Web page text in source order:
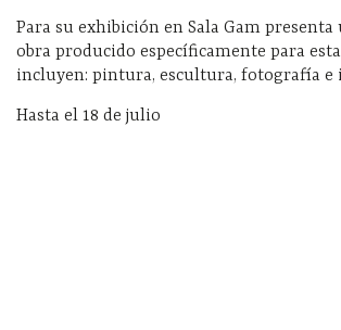
Para su exhibición en Sala Gam presenta
obra producido específicamente para
incluyen: pintura, escultura, fotografía e
Hasta el 18 de julio